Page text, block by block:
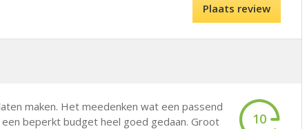
Plaats review
maken. Het meedenken wat een passend
beperkt budget heel goed gedaan. Groot
10